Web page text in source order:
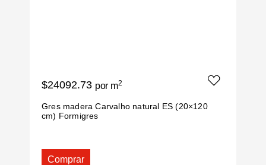
$24092.73 por m2
Gres madera Carvalho natural ES (20×120
cm) Formigres
Comprar